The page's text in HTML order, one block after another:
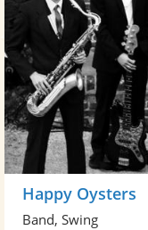
Happy Oysters
Band, Swing